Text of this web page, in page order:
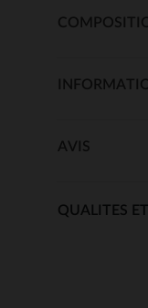
AVIS
QUALITES